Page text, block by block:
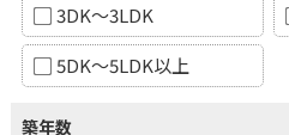
3DK～3LDK
5DK～5LDK以上
築年数